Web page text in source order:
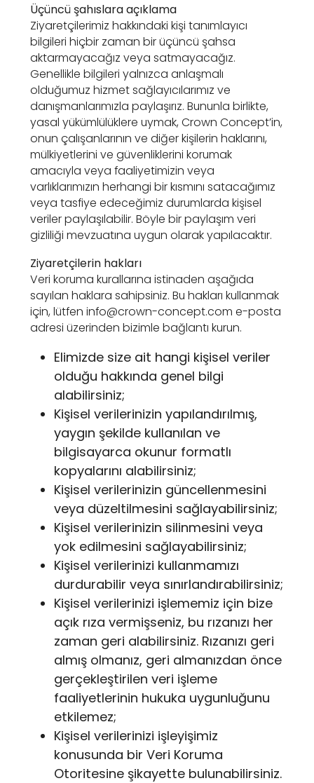
Üçüncü şahıslara açıklama
Ziyaretçilerimiz hakkındaki kişi tanımlayıcı
bilgileri hiçbir zaman bir üçüncü şahsa
aktarmayacağız veya satmayacağız.
Genellikle bilgileri yalnızca anlaşmalı
olduğumuz hizmet sağlayıcılarımız ve
danışmanlarımızla paylaşırız. Bununla birlikte,
yasal yükümlülüklere uymak, Crown Concept’in,
onun çalışanlarının ve diğer kişilerin haklarını,
mülkiyetlerini ve güvenliklerini korumak
amacıyla veya faaliyetimizin veya
varlıklarımızın herhangi bir kısmını satacağımız
veya tasfiye edeceğimiz durumlarda kişisel
veriler paylaşılabilir. Böyle bir paylaşım veri
gizliliği mevzuatına uygun olarak yapılacaktır.
Ziyaretçilerin hakları
Veri koruma kurallarına istinaden aşağıda
sayılan haklara sahipsiniz. Bu hakları kullanmak
için, lütfen info@crown-concept.com e-posta
adresi üzerinden bizimle bağlantı kurun.
Elimizde size ait hangi kişisel veriler
olduğu hakkında genel bilgi
alabilirsiniz;
Kişisel verilerinizin yapılandırılmış,
yaygın şekilde kullanılan ve
bilgisayarca okunur formatlı
kopyalarını alabilirsiniz;
Kişisel verilerinizin güncellenmesini
veya düzeltilmesini sağlayabilirsiniz;
Kişisel verilerinizin silinmesini veya
yok edilmesini sağlayabilirsiniz;
Kişisel verilerinizi kullanmamızı
durdurabilir veya sınırlandırabilirsiniz;
Kişisel verilerinizi işlememiz için bize
açık rıza vermişseniz, bu rızanızı her
zaman geri alabilirsiniz. Rızanızı geri
almış olmanız, geri almanızdan önce
gerçekleştirilen veri işleme
faaliyetlerinin hukuka uygunluğunu
etkilemez;
Kişisel verilerinizi işleyişimiz
konusunda bir Veri Koruma
Otoritesine şikayette bulunabilirsiniz.